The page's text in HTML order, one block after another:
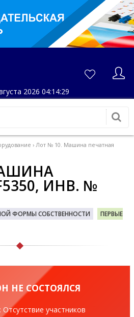
2026 04:14:29
› Лот № 10. Машина печатная
ИНВ. №
ФОРМЫ СОБСТВЕННОСТИ
ПЕРВЫЕ
НЕ СОСТОЯЛСЯ
участников